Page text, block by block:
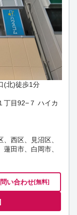
(北)徒歩1分
丁目92−７ ハイカ
西区、見沼区、
田市、白岡市、
問い合わせ[無料]